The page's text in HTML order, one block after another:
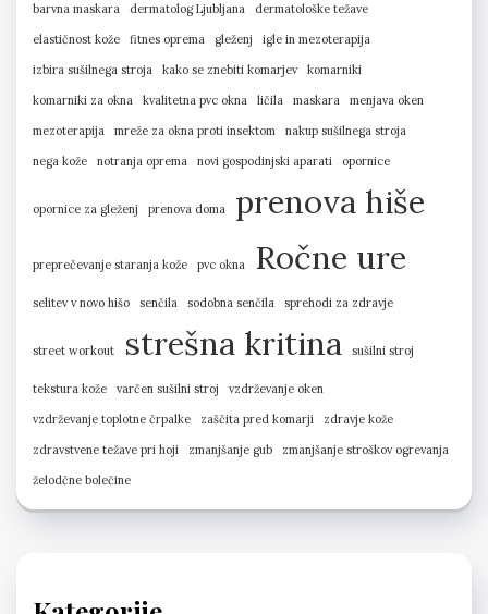
barvna maskara dermatolog Ljubljana
dermatološke težave
elastičnost kože
fitnes oprema gleženj
igle in mezoterapija
izbira sušilnega stroja
kako se znebiti komarjev
komarniki
komarniki za okna
kvalitetna pvc okna ličila maskara
menjava oken
mezoterapija
mreže za okna proti insektom
nakup sušilnega stroja
nega kože
notranja oprema novi gospodinjski aparati opornice
opornice za gleženj prenova doma prenova hiše
preprečevanje staranja kože pvc okna Ročne ure
selitev v novo hišo senčila sodobna senčila sprehodi za zdravje
street workout strešna kritina sušilni stroj
tekstura kože varčen sušilni stroj
vzdrževanje oken
vzdrževanje toplotne črpalke
zaščita pred komarji
zdravje kože
zdravstvene težave pri hoji
zmanjšanje gub
zmanjšanje stroškov ogrevanja
želodčne bolečine